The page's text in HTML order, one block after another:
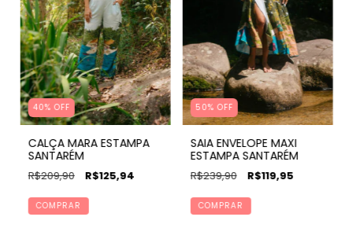
40% OFF
CALÇA MARA ESTAMPA
SANTARÉM
R$209,90 R$125,94
COMPRAR
50%OFF
SAIA ENVELOPE MAXI
ESTAMPA SANTARÉM
R$239,90 R$119,95
COMPRAR